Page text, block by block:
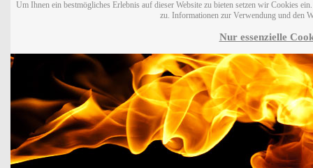
Um Ihnen ein bestmögliches Erlebnis auf dieser Website zu bieten setzen wir Cookies
zu. Informationen zur Verwendung und den
Nur essenzielle